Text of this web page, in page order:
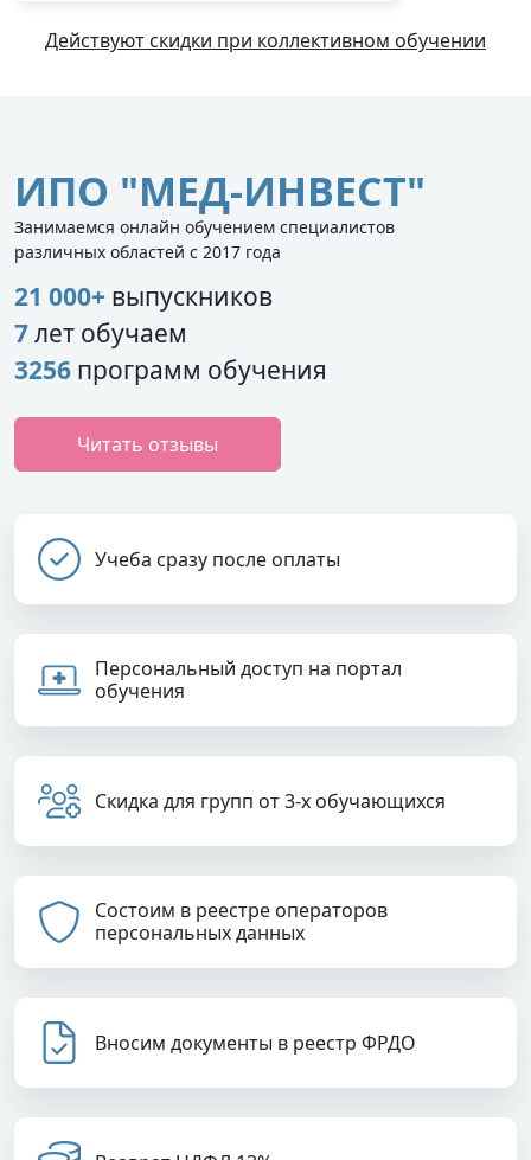
Действуют скидки при коллективном обучении
ИПО "МЕД-ИНВЕСТ"
Занимаемся онлайн обучением специалистов
различных областей с 2017 года
21 000+ выпускников
7лет обучаем
3256 программ обучения
Читать отзывы
Учеба сразу после оплаты
Персональный доступ на портал
обучения
Скидка для групп от 3-х обучающихся
Состоим в реестре операторов
персональных данных
Вносим документы в реестр ФРДО